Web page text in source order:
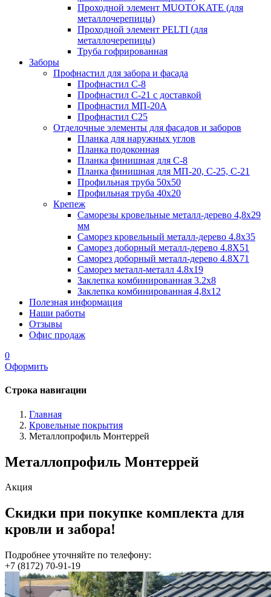
Проходной элемент MUOTOKATE (для
металлочерепицы)
Проходной элемент PELTI (для
металлочерепицы)
Труба гофрированная
Заборы
Профнастил для забора и фасада
Профнастил С-8
Профнастил С-21 с доставкой
Профнастил МП-20А
Профнастил С25
Отделочные элементы для фасадов и заборов
Планка для наружных углов
Планка подоконная
Планка финишная для С-8
Планка финишная для МП-20, С-25, С-21
Профильная труба 50x50
Профильная труба 40x20
Крепеж
Саморезы кровельные металл-дерево 4,8х29
мм
Саморез кровельный металл-дерево 4.8x35
Саморез доборный металл-дерево 4.8X51
Саморез доборный металл-дерево 4.8X71
Саморез металл-металл 4.8x19
Заклепка комбинированная 3.2x8
Заклепка комбинированная 4,8x12
Полезная информация
Наши работы
Отзывы
Офис продаж
0
Оформить
Строка навигации
Главная
Кровельные покрытия
Металлопрофиль Монтеррей
Металлопрофиль Монтеррей
Акция
Скидки при покупке комплекта для
кровли и забора!
Подробнее уточняйте по телефону:
+7 (8172) 70-91-19